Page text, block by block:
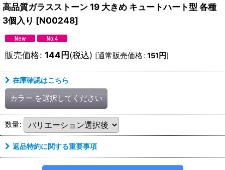
高品質ガラスストーン 19 大きめ キュートハート型 各種
3個入り [N00248]
販売価格: 144円(税込) [通常販売価格: 151 円]
在庫確認はこちら
カラー を選択してください
数量:
返品特約に関する重要事項